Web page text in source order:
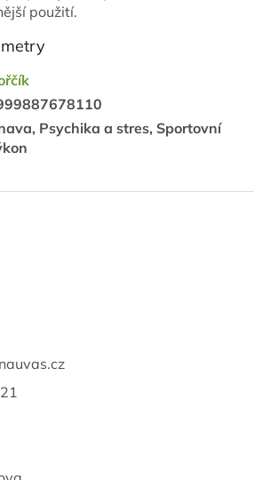
použití.
Psychika a stres, Sportovní